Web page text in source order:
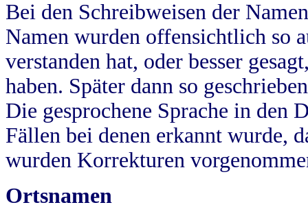
Bei den Schreibweisen der
Namen wurden offensichtlich so
verstanden hat, oder besser
haben. Später dann so
Die gesprochene Sprache in
Fällen bei denen erkannt wurde,
wurden Korrekturen
Ortsnamen